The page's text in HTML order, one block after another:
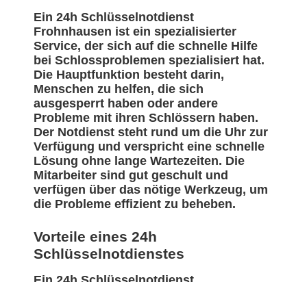
Ein 24h Schlüsselnotdienst
Frohnhausen ist ein spezialisierter
Service, der sich auf die schnelle Hilfe
bei Schlossproblemen spezialisiert hat.
Die Hauptfunktion besteht darin,
Menschen zu helfen, die sich
ausgesperrt haben oder andere
Probleme mit ihren Schlössern haben.
Der Notdienst steht rund um die Uhr zur
Verfügung und verspricht eine schnelle
Lösung ohne lange Wartezeiten. Die
Mitarbeiter sind gut geschult und
verfügen über das nötige Werkzeug, um
die Probleme effizient zu beheben.
Vorteile eines 24h
Schlüsselnotdienstes